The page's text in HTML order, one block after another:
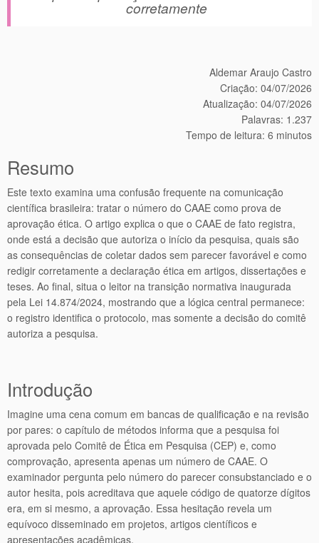
corretamente
Aldemar Araujo Castro
Criação: 04/07/2026
Atualização: 04/07/2026
Palavras: 1.237
Tempo de leitura: 6 minutos
Resumo
Este texto examina uma confusão frequente na comunicação
científica brasileira: tratar o número do CAAE como prova de
aprovação ética. O artigo explica o que o CAAE de fato registra,
onde está a decisão que autoriza o início da pesquisa, quais são
as consequências de coletar dados sem parecer favorável e como
redigir corretamente a declaração ética em artigos, dissertações e
teses. Ao final, situa o leitor na transição normativa inaugurada
pela Lei 14.874/2024, mostrando que a lógica central permanece:
o registro identifica o protocolo, mas somente a decisão do comitê
autoriza a pesquisa.
Introdução
Imagine uma cena comum em bancas de qualificação e na revisão
por pares: o capítulo de métodos informa que a pesquisa foi
aprovada pelo Comitê de Ética em Pesquisa (CEP) e, como
comprovação, apresenta apenas um número de CAAE. O
examinador pergunta pelo número do parecer consubstanciado e o
autor hesita, pois acreditava que aquele código de quatorze dígitos
era, em si mesmo, a aprovação. Essa hesitação revela um
equívoco disseminado em projetos, artigos científicos e
apresentações acadêmicas.